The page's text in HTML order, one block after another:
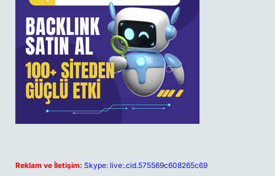
Reklam ve İletişim: Skype: live:.cid.575569c608265c69